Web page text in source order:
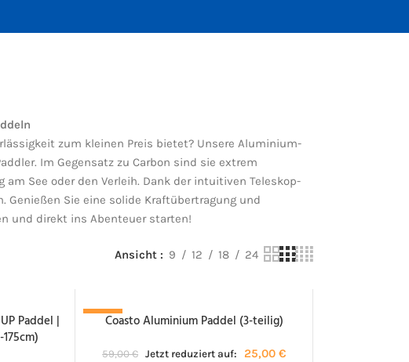
zum kleinen Preis bietet? Unsere Aluminium-
Im Gegensatz zu Carbon sind sie extrem
See oder den Verleih. Dank der intuitiven Teleskop-
Genießen Sie eine solide Kraftübertragung und
und direkt ins Abenteuer starten!
Ansicht 9 12 18 24
Paddel |
-58%Coasto Aluminium Paddel (3-teilig)
59,00€ Jetzt reduziert auf: 25,00€